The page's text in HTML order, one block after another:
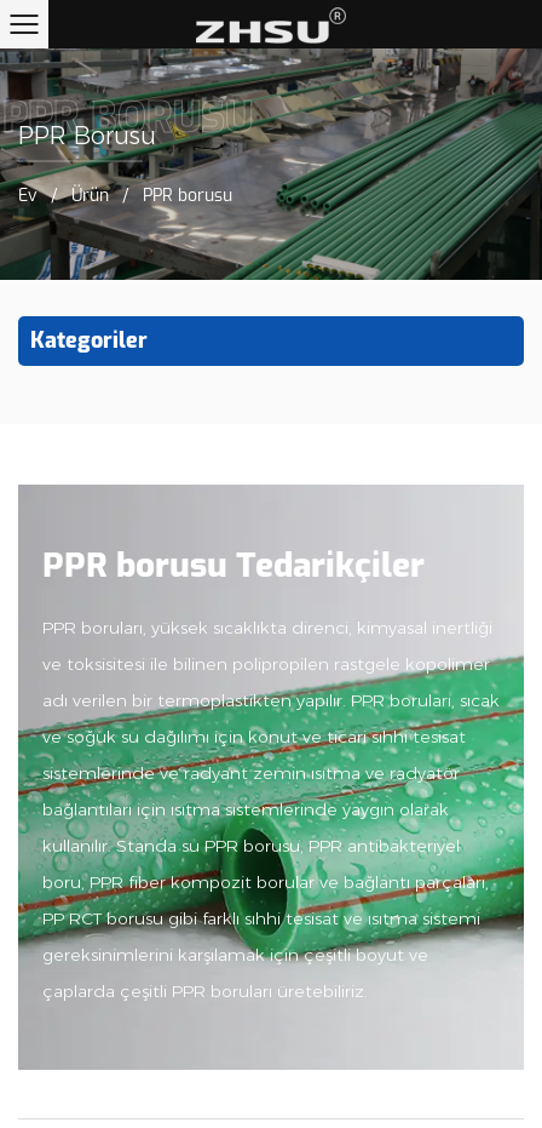
PPR BORUSU
PPR Borusu
Ev / Ürün / PPR borusu
Kategoriler
PPR borusu Tedarikçiler
PPR boruları, yüksek sıcaklıkta direnci, kimyasal inertliği
ve toksisitesi ile bilinen polipropilen rastgele kopolimer
adı verilen bir termoplastikten yapılır. PPR boruları, sıcak
ve soğuk su dağılımı için konut ve ticari sıhhi tesisat
sistemlerinde ve radyant zemin ısıtma ve radyatör
bağlantıları için ısıtma sistemlerinde yaygın olarak
kullanılır. Standa su PPR borusu, PPR antibakteriyel
boru, PPR fiber kompozit borular ve bağlantı parçaları,
PP RCT borusu gibi farklı sıhhi tesisat ve ısıtma sistemi
gereksinimlerini karşılamak için çeşitli boyut ve
çaplarda çeşitli PPR boruları üretebiliriz.